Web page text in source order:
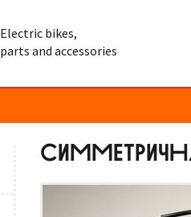
Electric bikes,
parts and accessories